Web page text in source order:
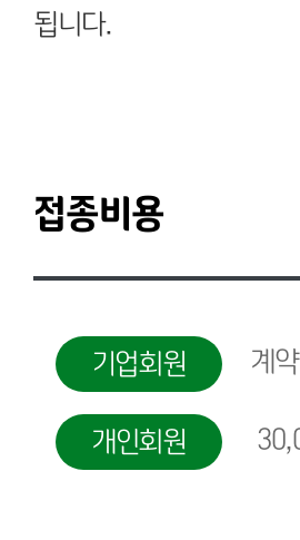
됩니다.
접종비용
기업회원 계
개인회원